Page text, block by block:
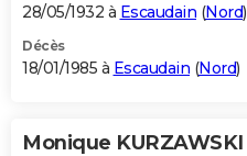
28/05/1932 à Escaudain (Nord)
Décès
18/01/1985 à Escaudain (Nord)
Monique KURZAWSKI